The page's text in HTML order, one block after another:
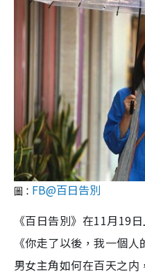
圖： FB@百日告別
《百日告別》在11月19
《你走了以後，我一個
男女主角如何在百天之